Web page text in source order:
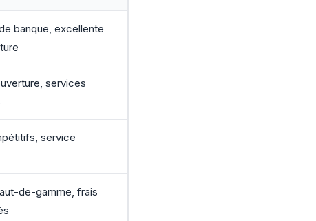
banque, excellente
services
service
de-gamme, frais